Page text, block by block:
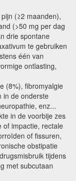
(≥2 maanden),
(>50 mg per dag
drie spontane
te gebruiken
één van
ontlasting,
(8%), fibromyalgie
in de onderste
enz...
in de voorbije zes
of impactie, rectale
of fissuren,
obstipatie
tijdens
met subcutaan